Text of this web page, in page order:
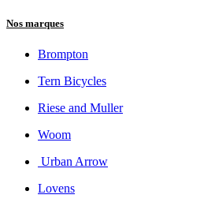
Nos marques
Brompton
Tern Bicycles
Riese and Muller
Woom
Urban Arrow
Lovens